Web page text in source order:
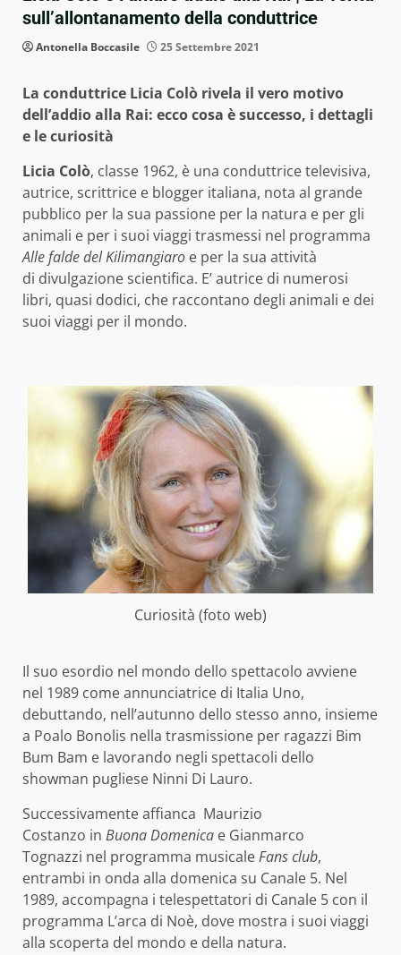
sull’allontanamento della conduttrice
Antonella Boccasile 25 Settembre 2021
La conduttrice Licia Colò rivela il vero motivo
dell’addio alla Rai: ecco cosa è successo, i dettagli
e le curiosità
Licia Colò, classe 1962, è una conduttrice televisiva,
autrice, scrittrice e blogger italiana, nota al grande
pubblico per la sua passione per la natura e per gli
animali e per i suoi viaggi trasmessi nel programma
Alle falde del Kilimangiaro e per la sua attività
di divulgazione scientifica. E’ autrice di numerosi
libri, quasi dodici, che raccontano degli animali e dei
suoi viaggi per il mondo.
Curiosità (foto web)
Il suo esordio nel mondo dello spettacolo avviene
nel 1989 come annunciatrice di Italia Uno,
debuttando, nell’autunno dello stesso anno, insieme
a Poalo Bonolis nella trasmissione per ragazzi Bim
Bum Bam e lavorando negli spettacoli dello
showman pugliese Ninni Di Lauro.
Successivamente affianca Maurizio
Costanzo in Buona Domenica e Gianmarco
Tognazzi nel programma musicaleFans club,
entrambi in onda alla domenica su Canale 5. Nel
1989, accompagna i telespettatori di Canale 5 con il
programma L’arca di Noè, dove mostra i suoi viaggi
alla scoperta del mondo e della natura.